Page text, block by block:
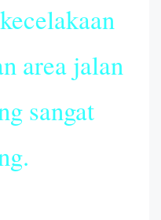
area jalan
sangat